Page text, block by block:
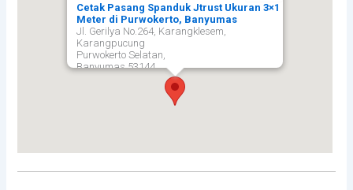
Cetak Pasang Spanduk Jtrust Ukuran 3×1
Meter di Purwokerto, Banyumas
Jl. Gerilya No.264, Karangklesem,
Karangpucung
Purwokerto Selatan,
Banyumas 53144